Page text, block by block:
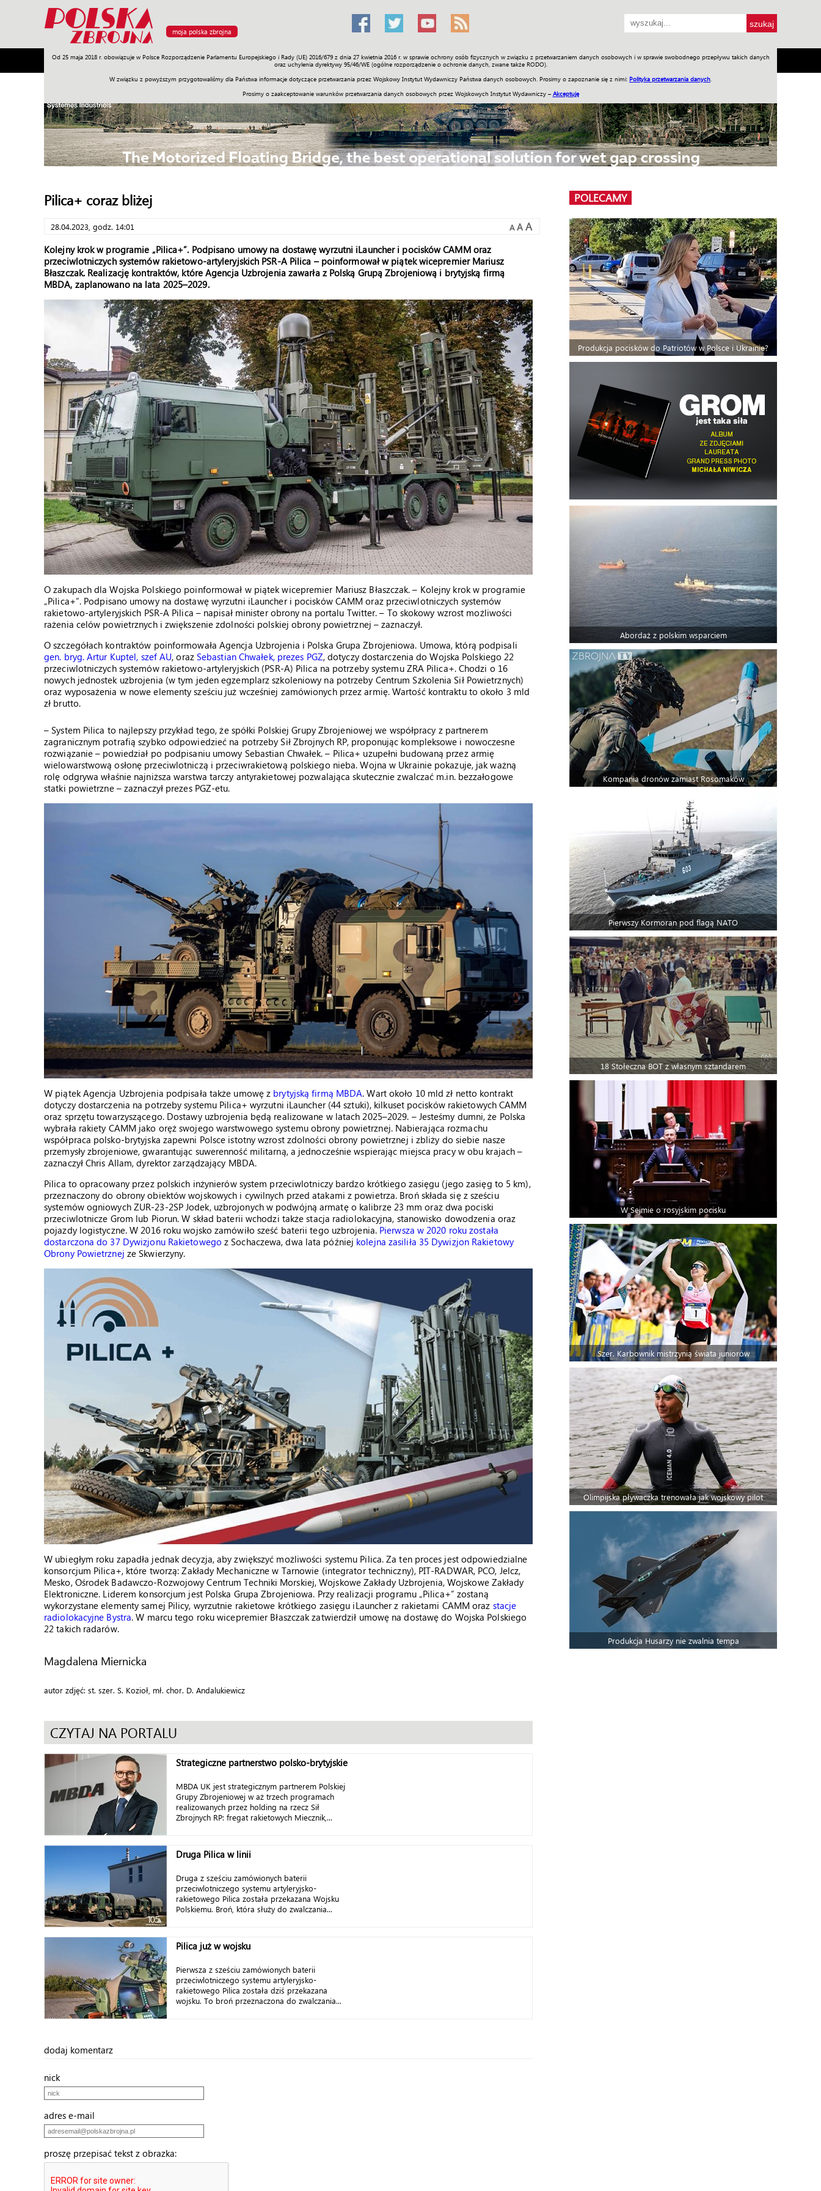
moja polska zbrojna
Od 25 maja 2018 r. obowiązuje w Polsce Rozporządzenie Parlamentu Europejskiego i Rady (UE) 2016/679 z dnia 27 kwietnia 2016 r. w sprawie ochrony osób fizycznych w związku z przetwarzaniem danych osobowych i w sprawie swobodnego przepływu takich danych
oraz uchylenia dyrektywy 95/46/WE (ogólne rozporządzenie o ochronie danych, zwane także RODO).
W związku z powyższym przygotowaliśmy dla Państwa informacje dotyczące przetwarzania przez Wojskowy Instytut Wydawniczy Państwa danych osobowych. Prosimy o zapoznanie się z nimi: Polityka przetwarzania danych
Prosimy o zaakceptowanie warunków przetwarzania danych osobowych przez Wojskowych Instytut Wydawniczy – Akceptuję
Armia Poligon Sprzęt Misje Polityka Prawo Świat Społeczność Sport Historia Galerie Wideo ENGLISH SKLEP Jednodniówki Praca w WIW
Pilica+ coraz bliżej
28.04.2023, godz. 14:01 A A A
Kolejny krok w programie „Pilica+”. Podpisano umowy na dostawę wyrzutni iLauncher i pocisków CAMM oraz
przeciwlotniczych systemów rakietowo-artyleryjskich PSR-A Pilica – poinformował w piątek wicepremier Mariusz
Błaszczak. Realizację kontraktów, które Agencja Uzbrojenia zawarła z Polską Grupą Zbrojeniową i brytyjską firmą
MBDA, zaplanowano na lata 2025–2029.
O zakupach dla Wojska Polskiego poinformował w piątek wicepremier Mariusz Błaszczak. – Kolejny krok w programie
„Pilica+”. Podpisano umowy na dostawę wyrzutni iLauncher i pocisków CAMM oraz przeciwlotniczych systemów
rakietowo-artyleryjskich PSR-A Pilica – napisał minister obrony na portalu Twitter. – To skokowy wzrost możliwości
rażenia celów powietrznych i zwiększenie zdolności polskiej obrony powietrznej – zaznaczył.
O szczegółach kontraktów poinformowała Agencja Uzbrojenia i Polska Grupa Zbrojeniowa. Umowa, którą podpisali
gen. bryg. Artur Kuptel, szef AU, oraz Sebastian Chwałek, prezes PGZ, dotyczy dostarczenia do Wojska Polskiego 22
przeciwlotniczych systemów rakietowo-artyleryjskich (PSR-A) Pilica na potrzeby systemu ZRA Pilica+. Chodzi o 16
nowych jednostek uzbrojenia (w tym jeden egzemplarz szkoleniowy na potrzeby Centrum Szkolenia Sił Powietrznych)
oraz wyposażenia w nowe elementy sześciu już wcześniej zamówionych przez armię. Wartość kontraktu to około 3 mld
zł brutto.
– System Pilica to najlepszy przykład tego, że spółki Polskiej Grupy Zbrojeniowej we współpracy z partnerem
zagranicznym potrafią szybko odpowiedzieć na potrzeby Sił Zbrojnych RP, proponując kompleksowe i nowoczesne
rozwiązanie – powiedział po podpisaniu umowy Sebastian Chwałek. – Pilica+ uzupełni budowaną przez armię
wielowarstwową osłonę przeciwlotniczą i przeciwrakietową polskiego nieba. Wojna w Ukrainie pokazuje, jak ważną
rolę odgrywa właśnie najniższa warstwa tarczy antyrakietowej pozwalająca skutecznie zwalczać m.in. bezzałogowe
statki powietrzne – zaznaczył prezes PGZ-etu.
W piątek Agencja Uzbrojenia podpisała także umowę z brytyjską firmą MBDA. Wart około 10 mld zł netto kontrakt
dotyczy dostarczenia na potrzeby systemu Pilica+ wyrzutni iLauncher (44 sztuki), kilkuset pocisków rakietowych CAMM
oraz sprzętu towarzyszącego. Dostawy uzbrojenia będą realizowane w latach 2025–2029. – Jesteśmy dumni, że Polska
wybrała rakiety CAMM jako oręż swojego warstwowego systemu obrony powietrznej. Nabierająca rozmachu
współpraca polsko-brytyjska zapewni Polsce istotny wzrost zdolności obrony powietrznej i zbliży do siebie nasze
przemysły zbrojeniowe, gwarantując suwerenność militarną, a jednocześnie wspierając miejsca pracy w obu krajach –
zaznaczył Chris Allam, dyrektor zarządzający MBDA.
Pilica to opracowany przez polskich inżynierów system przeciwlotniczy bardzo krótkiego zasięgu (jego zasięg to 5 km),
przeznaczony do obrony obiektów wojskowych i cywilnych przed atakami z powietrza. Broń składa się z sześciu
systemów ogniowych ZUR-23-2SP Jodek, uzbrojonych w podwójną armatę o kalibrze 23 mm oraz dwa pociski
przeciwlotnicze Grom lub Piorun. W skład baterii wchodzi także stacja radiolokacyjna, stanowisko dowodzenia oraz
pojazdy logistyczne. W 2016 roku wojsko zamówiło sześć baterii tego uzbrojenia. Pierwsza w 2020 roku została
dostarczona do 37 Dywizjonu Rakietowego z Sochaczewa, dwa lata później kolejna zasiliła 35 Dywizjon Rakietowy
Obrony Powietrznej ze Skwierzyny.
W ubiegłym roku zapadła jednak decyzja, aby zwiększyć możliwości systemu Pilica. Za ten proces jest odpowiedzialne
konsorcjum Pilica+, które tworzą: Zakłady Mechaniczne w Tarnowie (integrator techniczny), PIT-RADWAR, PCO, Jelcz,
Mesko, Ośrodek Badawczo-Rozwojowy Centrum Techniki Morskiej, Wojskowe Zakłady Uzbrojenia, Wojskowe Zakłady
Elektroniczne. Liderem konsorcjum jest Polska Grupa Zbrojeniowa. Przy realizacji programu „Pilica+” zostaną
wykorzystane elementy samej Pilicy, wyrzutnie rakietowe krótkiego zasięgu iLauncher z rakietami CAMM oraz stacje
radiolokacyjne Bystra. W marcu tego roku wicepremier Błaszczak zatwierdził umowę na dostawę do Wojska Polskiego
22 takich radarów.
Magdalena Miernicka
autor zdjęć: st. szer. S. Kozioł, mł. chor. D. Andalukiewicz
CZYTAJ NA PORTALU
Strategiczne partnerstwo polsko-brytyjskie
MBDA UK jest strategicznym partnerem Polskiej
Grupy Zbrojeniowej w aż trzech programach
realizowanych przez holding na rzecz Sił
Zbrojnych RP: fregat rakietowych Miecznik,...
Druga Pilica w linii
Druga z sześciu zamówionych baterii
przeciwlotniczego systemu artyleryjsko-
rakietowego Pilica została przekazana Wojsku
Polskiemu. Broń, która służy do zwalczania...
Pilica już w wojsku
Pierwsza z sześciu zamówionych baterii
przeciwlotniczego systemu artyleryjsko-
rakietowego Pilica została dziś przekazana
wojsku. To broń przeznaczona do zwalczania...
dodaj komentarz
nick
adres e-mail
proszę przepisać tekst z obrazka:
POLECAMY
Produkcja pocisków do Patriotów w Polsce i Ukrainie?
Abordaż z polskim wsparciem
Kompania dronów zamiast Rosomaków
Pierwszy Kormoran pod flagą NATO
18 Stołeczna BOT z własnym sztandarem
W Sejmie o rosyjskim pocisku
Szer. Karbownik mistrzynią świata juniorów
Olimpijska pływaczka trenowała jak wojskowy pilot
Produkcja Husarzy nie zwalnia tempa